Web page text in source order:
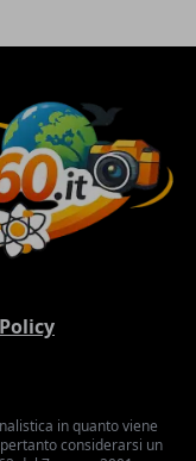
in quanto viene
considerarsi un